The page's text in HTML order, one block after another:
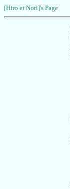
[Hiro et Nori]'s Page